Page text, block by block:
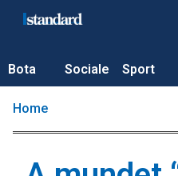
Bota Sociale Sport
Home